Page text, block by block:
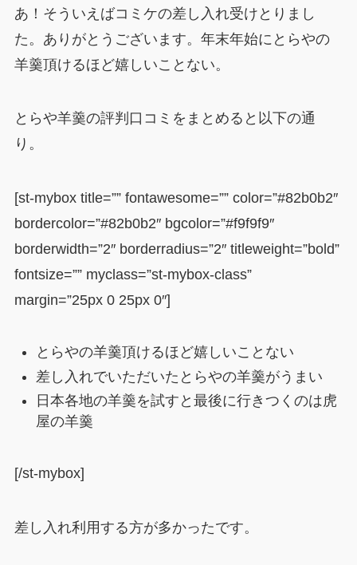
あ！そういえばコミケの差し入れ受けとりまし
た。ありがとうございます。年末年始にとらやの
羊羹頂けるほど嬉しいことない。
とらや羊羹の評判口コミをまとめると以下の通
り。
[st-mybox title=”” fontawesome=”” color=”#82b0b2″
bordercolor=”#82b0b2″ bgcolor=”#f9f9f9″
borderwidth=”2″ borderradius=”2″ titleweight=”bold”
fontsize=”” myclass=”st-mybox-class”
margin=”25px 0 25px 0″]
とらやの羊羹頂けるほど嬉しいことない
差し入れでいただいたとらやの羊羹がうまい
日本各地の羊羹を試すと最後に行きつくのは虎
屋の羊羹
[/st-mybox]
差し入れ利用する方が多かったです。